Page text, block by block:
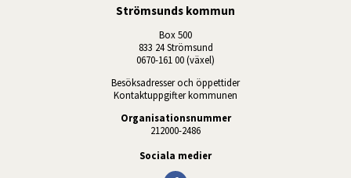
Strömsunds kommun
Box 500
833 24 Strömsund
0670-161 00 (växel)
Besöksadresser och öppettider
Kontaktuppgifter kommunen
Organisationsnummer
212000-2486
Sociala medier